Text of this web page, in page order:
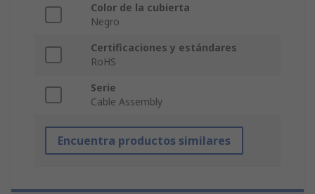
Color de la cubierta
Negro
Certificaciones y estándares
RoHS
Serie
Cable Assembly
Encuentra productos similares